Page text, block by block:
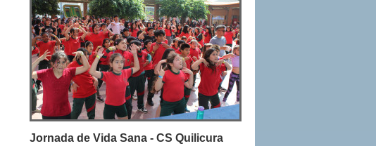
Jornada de Vida Sana - CS Quilicura